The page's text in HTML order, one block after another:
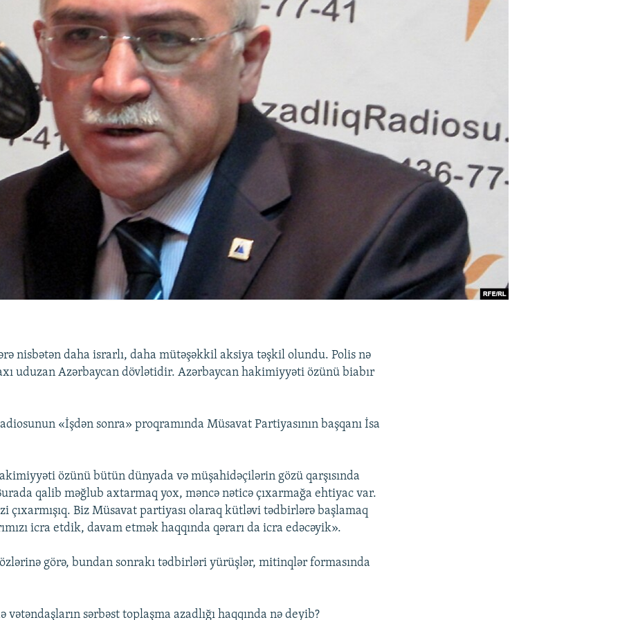
nisbətən daha israrlı, daha mütəşəkkil aksiya təşkil olundu. Polis nə
uduzan Azərbaycan dövlətidir. Azərbaycan hakimiyyəti özünü biabır
«İşdən sonra» proqramında Müsavat Partiyasının başqanı İsa
özünü bütün dünyada və müşahidəçilərin gözü qarşısında
qalib məğlub axtarmaq yox, məncə nəticə çıxarmağa ehtiyac var.
çıxarmışıq. Biz Müsavat partiyası olaraq kütləvi tədbirlərə başlamaq
icra etdik, davam etmək haqqında qərarı da icra edəcəyik».
görə, bundan sonrakı tədbirləri yürüşlər, mitinqlər formasında
vətəndaşların sərbəst toplaşma azadlığı haqqında nə deyib?